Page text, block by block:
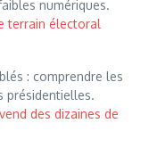
numériques.
terrain électoral
: comprendre les
présidentielles.
des dizaines de